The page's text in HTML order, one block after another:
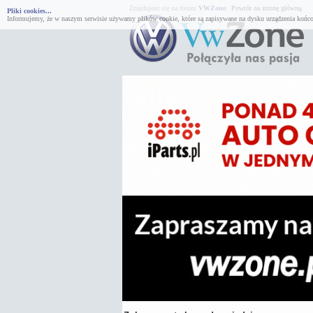
Pliki cookies...
Informujemy, że w naszym serwisie używamy plików cookie, które są zapisywane na dysku urządzenia
Znajdujesz się na forum VWZone. Powrót na stronę główną.